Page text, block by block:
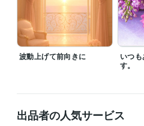
ら幸いです✨❤️✨
【アプリ通話】
最近、頻難にアプリの通話状況が大変
急に途切れたりあまりにも聞こえが悪
す。
購入者様にご負担がない様に電話では
経験職種
波動上げて前向きに
いつ
す。
出品者の人気サービス